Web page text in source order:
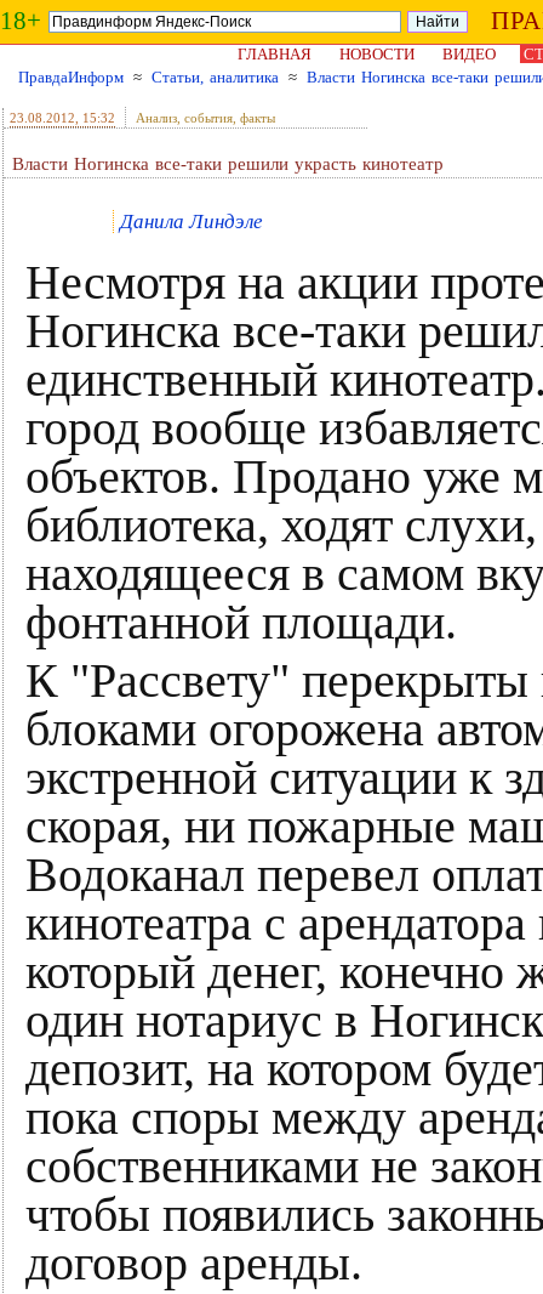
18+
ГЛАВНАЯ НОВОСТИ ВИДЕО
ПравдаИнформ ≈ Статьи, аналитика ≈ Власти Ногинска все-таки
23.08.2012 , 15:32 Анализ, события, факты
Власти Ногинска все-таки решили украсть кинотеатр
Данила Линдэле
Несмотря на акции
Ногинска все-таки
единственный
город вообще
объектов. Продано уже
библиотека, ходят
находящееся в самом
фонтанной площади.
К "Рассвету"
блоками огорожена
экстренной ситуации к
скорая, ни пожарные
Водоканал перевел
кинотеатра с
который денег, конечно
один нотариус в
депозит, на котором
пока споры между
собственниками не
чтобы появились
договор аренды.